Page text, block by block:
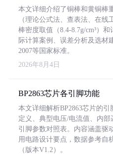
本文详细介绍了铜棒和黄铜棒
（理论公式法、查表法、在线
棒密度取值（8.4-8.7g/cm³）
际计算案例、误差分析及选材
2007等国家标准。
2026年8月4日
BP2863芯片各引脚功能
本文详细解析BP2863芯片的
定义、典型电压/电流值、内
引脚参数对照表。内容涵盖驱
用电路设计要点，数据参考自
（版本V1.2）。